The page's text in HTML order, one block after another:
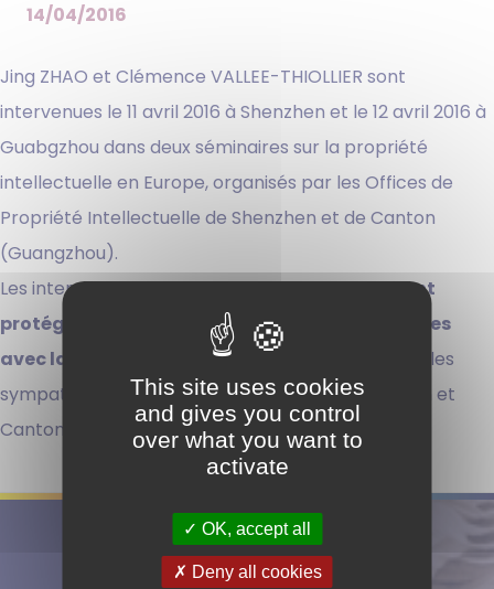
14/04/2016
Jing ZHAO et Clémence VALLEE-THIOLLIER sont
intervenues le 11 avril 2016 à Shenzhen et le 12 avril 2016 à
Guabgzhou dans deux séminaires sur la propriété
intellectuelle en Europe, organisés par les Offices de
Propriété Intellectuelle de Shenzhen et de Canton
(Guangzhou).
Les interventions portaient sur le sujet‘Comment
protéger ses inventions en Europe et différences
avec la Chine’
.Nous en profitons pour remercier les
sympathiques organisateurs des IPO de Shenzhen et
Canton.
Suivez-nous
This site uses cookies
and gives you control
over what you want to
activate
OK, accept all
Deny all cookies